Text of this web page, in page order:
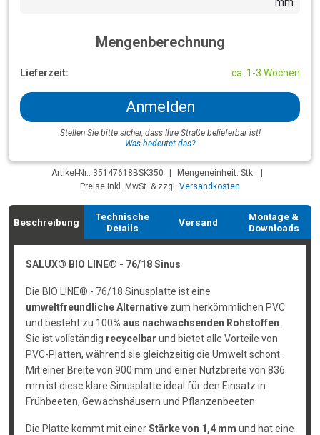
Mengenberechnung
Lieferzeit: ca. 1-3 Wochen
Anmelden
Stellen Sie bitte sicher, dass Ihre Straße belieferbar ist!
Was bedeutet das?
Artikel-Nr.: 35147618BSK350 Mengeneinheit: Stk.
Preise inkl. MwSt. & zzgl. Versandkosten
Beschreibung
Technische
Details
Versand
Montage &
Downloads
SALUX® BIO LINE® - 76/18 Sinus
Die BIO LINE® - 76/18 Sinusplatte ist eine
umweltfreundliche Alternativezum herkömmlichen PVC
und besteht zu 100% aus nachwachsenden Rohstoffen
Sie ist vollständig recycelbar und bietet alle Vorteile von
PVC-Platten, während sie gleichzeitig die Umwelt schont.
Mit einer Breite von 900 mm und einer Nutzbreite von 836
mm ist diese klare Sinusplatte ideal für den Einsatz in
Frühbeeten, Gewächshäusern und Pflanzenbeeten.
Die Platte kommt mit einerStärke von 1,4 mm und hat eine